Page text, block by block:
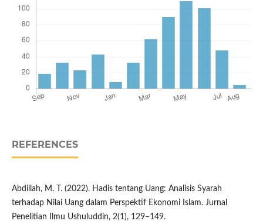
REFERENCES
Abdillah, M. T. (2022). Hadis tentang Uang: Analisis Syarah
terhadap Nilai Uang dalam Perspektif Ekonomi Islam. Jurnal
Penelitian Ilmu Ushuluddin, 2(1), 129–149.